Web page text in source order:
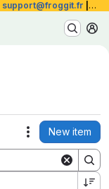
support@froggit.fr La
Actions
New item